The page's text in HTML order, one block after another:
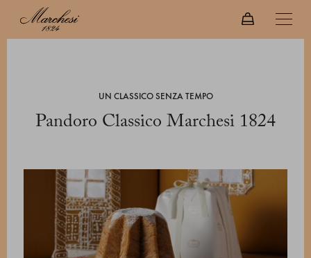
UN CLASSICO SENZA TEMPO
Pandoro Classico Marchesi 1824